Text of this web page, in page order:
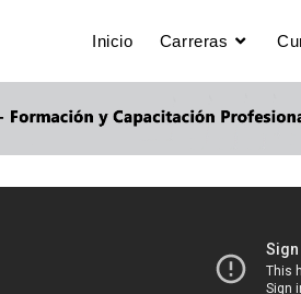
Inicio Carreras